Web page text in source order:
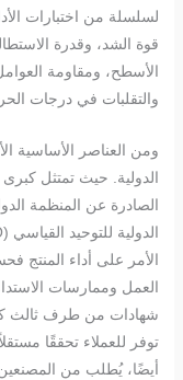
لسلسلة من اختبارات
قوة الشد، وقدرة
الأسطح، ومقاومة
والتقلبات في درجات
ومن العناصر الأساسية
الدولية. حيث تمتثل كبرى
الأمر على أداء المنتج
العمل وممارسات
شهادات من طرف ثالث
توفر للعملاء تحققًا
أيضًا، يُطلب من